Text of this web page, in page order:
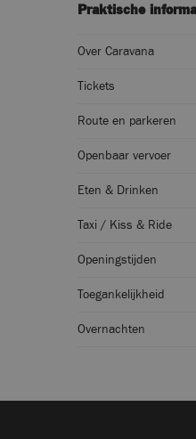
Praktische
Over Caravana
Tickets
Route en parkeren
Openbaar vervoer
Eten & Drinken
Taxi / Kiss & Ride
Openingstijden
Toegankelijkheid
Overnachten